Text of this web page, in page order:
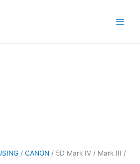
/ CANON / 5D Mark IV / Mark III /